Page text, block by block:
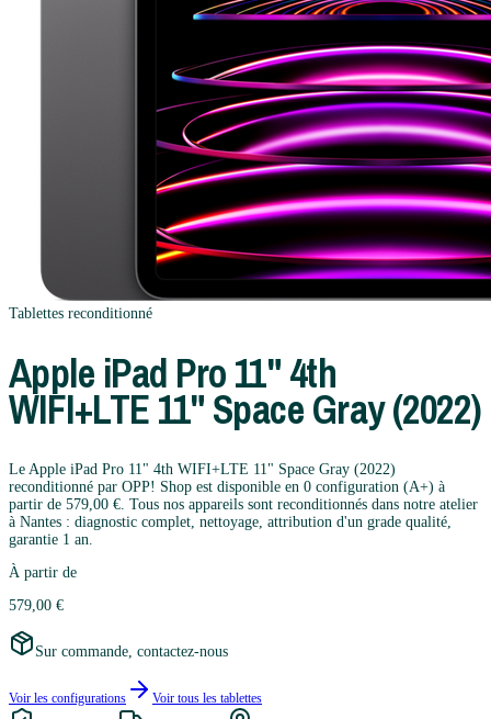
Tablettes reconditionné
Apple iPad Pro 11" 4th
WIFI+LTE 11" Space Gray (2022)
Le Apple iPad Pro 11" 4th WIFI+LTE 11" Space Gray (2022)
reconditionné par OPP! Shop est disponible en 0 configuration (A+) à
partir de 579,00 €. Tous nos appareils sont reconditionnés dans notre atelier
à Nantes : diagnostic complet, nettoyage, attribution d'un grade qualité,
garantie 1 an.
À partir de
579,00 €
Sur commande, contactez-nous
Voir les configurations Voir tous les tablettes